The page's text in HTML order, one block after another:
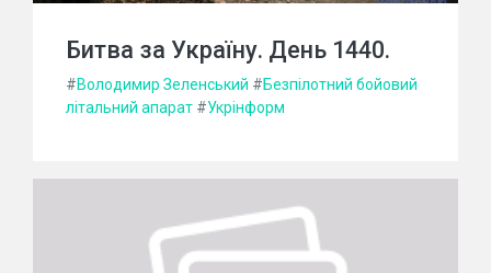
Битва за Україну. День 1440.
#Володимир Зеленський #Безпілотний бойовий
літальний апарат #Укрінформ